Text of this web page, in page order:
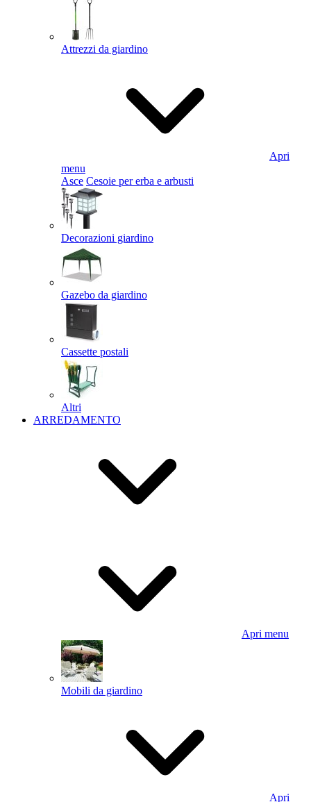
Attrezzi da giardino
Apri
menu
Asce Cesoie per erba e arbusti
Decorazioni giardino
Gazebo da giardino
Cassette postali
Altri
ARREDAMENTO
Apri menu
Mobili da giardino
Apri